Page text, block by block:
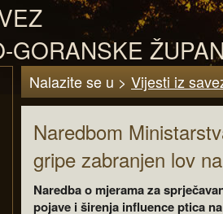
GORANSKE
Nalazite se u > Vijesti iz
Naredbom
gripe zabranjen lov
Naredba o mjerama za
pojave i širenja influence ptica na